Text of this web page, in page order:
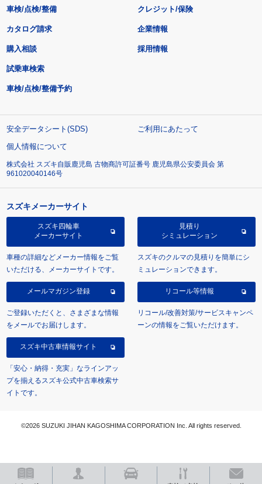
車検/点検/整備 クレジット/保険
カタログ請求
購入相談
試乗車検索
車検/点検/整備予約
企業情報
採用情報
安全データシート(SDS)
ご利用にあたって
個人情報について
株式会社 スズキ自販鹿児島 古物商許可証番号 鹿児島県公安委員会 第
961020040146号
スズキメーカーサイト
スズキ四輪車
メーカーサイト
車種の詳細などメーカー情報をご覧
いただける、メーカーサイトです。
見積り
シミュレーション
スズキのクルマの見積りを簡単にシ
ミュレーションできます。
メールマガジン登録
ご登録いただくと、さまざまな情報
をメールでお届けします。
リコール等情報
リコール/改善対策/サービスキャンペ
ーンの情報をご覧いただけます。
スズキ中古車情報サイト
「安心・納得・充実」なラインアッ
プを揃えるスズキ公式中古車検索サ
イトです。
©2026 SUZUKI JIHAN KAGOSHIMA CORPORATION Inc. All rights reserved.